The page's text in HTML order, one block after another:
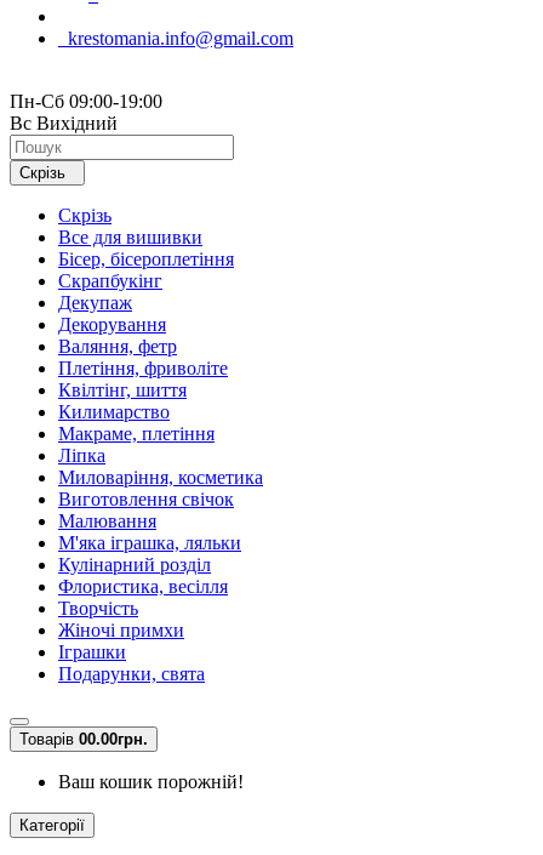
krestomania.info@gmail.com
Пн-Сб 09:00-19:00
Вс Вихідний
Скрізь
Скрізь
Все для вишивки
Бісер, бісероплетіння
Скрапбукінг
Декупаж
Декорування
Валяння, фетр
Плетіння, фриволіте
Квілтінг, шиття
Килимарство
Макраме, плетіння
Ліпка
Миловаріння, косметика
Виготовлення свічок
Малювання
М'яка іграшка, ляльки
Кулінарний розділ
Флористика, весілля
Творчість
Жіночі примхи
Іграшки
Подарунки, свята
Товарів 00.00грн.
Ваш кошик порожній!
Категорії